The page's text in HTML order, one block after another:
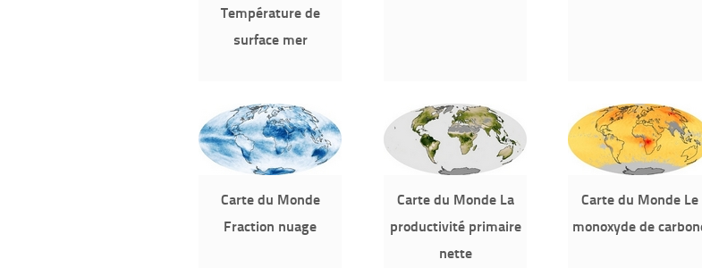
Température de
surface mer
Carte du Monde
Fraction nuage
Carte du Monde La
productivité primaire
nette
Carte du Monde Le
monoxyde de